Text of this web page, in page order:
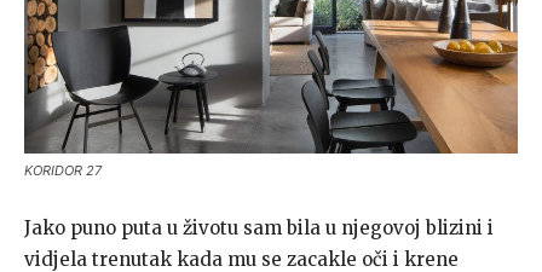
KORIDOR 27
Jako puno puta u životu sam bila u njegovoj blizini i
vidjela trenutak kada mu se zacakle oči i krene